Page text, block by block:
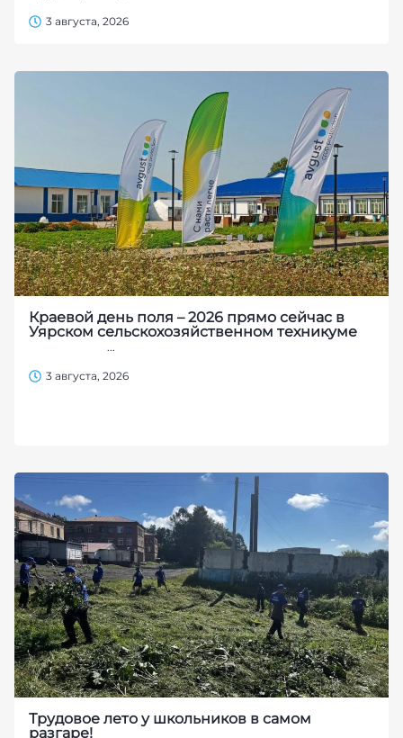
3 августа, 2026
Краевой день поля – 2026 прямо сейчас в
Уярском сельскохозяйственном техникуме
...
3 августа, 2026
Трудовое лето у школьников в самом
разгаре!